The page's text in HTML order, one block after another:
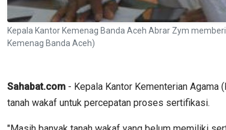
Kepala Kantor Kemenag Banda Aceh Abrar Zym
Kemenag Banda Aceh)
Sahabat.com - Kepala Kantor Kementerian Agama
tanah wakaf untuk percepatan proses sertifikasi.